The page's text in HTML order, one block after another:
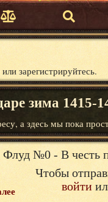
зарегистрируйтесь.
зима 1415-
а здесь мы пока
Флуд №0 - В честь
Чтобы
войти